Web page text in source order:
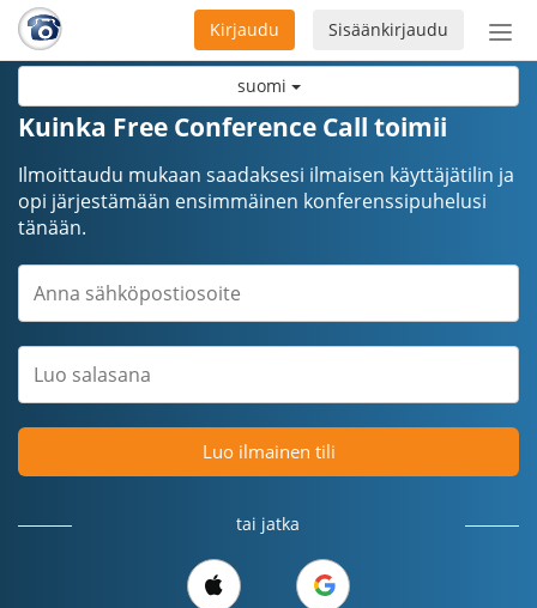
suomi
Sisäänkirjaudu
Kirjaudu
Kuinka Free Conference Call toimii
Ilmoittaudu mukaan saadaksesi ilmaisen käyttäjätilin ja
opi järjestämään ensimmäinen konferenssipuhelusi
tänään.
Luo ilmainen tili
tai jatka